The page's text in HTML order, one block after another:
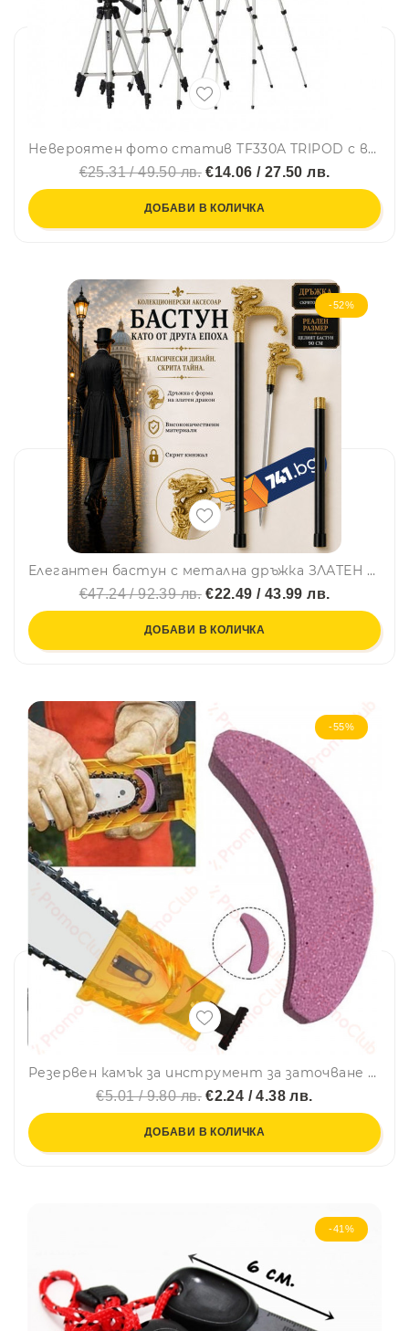
Невероятен фото статив TF330A TRIPOD с всички необходими екстри за удобство и нивелация
€25.31 / 49.50 лв.€14.06 / 27.50 лв.
ДОБАВИ В КОЛИЧКА
-52%
Елегантен бастун с метална дръжка ЗЛАТЕН ДРАКОН и вграден кинжал 40 см DRAGON DAGA CANE
€47.24 / 92.39 лв.€22.49 / 43.99 лв.
ДОБАВИ В КОЛИЧКА
-55%
Резервен камък за инструмент за заточване на верига - точило за вериги
€5.01 / 9.80 лв.€2.24 / 4.38 лв.
ДОБАВИ В КОЛИЧКА
-41%